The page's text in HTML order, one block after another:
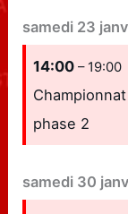
samedi 23
14:00– 19:00
phase 2
samedi 30